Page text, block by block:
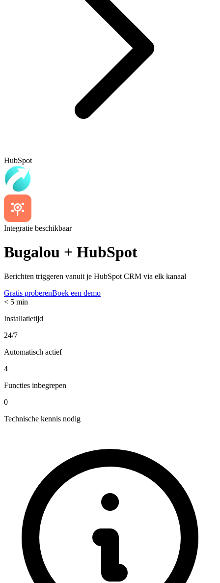
HubSpot
Integratie beschikbaar
Bugalou + HubSpot
Berichten triggeren vanuit je HubSpot CRM via elk kanaal
Gratis proberenBoek een demo
< 5 min
Installatietijd
24/7
Automatisch actief
4
Functies inbegrepen
0
Technische kennis nodig